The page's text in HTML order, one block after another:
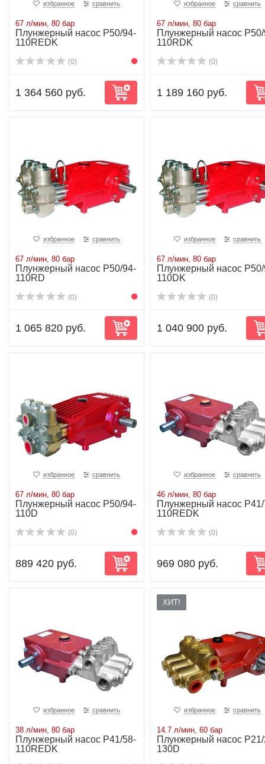
избранное сравнить
67 л/мин, 80 бар
Плунжерный насос P50/94-
110REDK
(0)
1 364 560 руб.
избранное сравнить
67 л/мин, 80 бар
Плунжерный насос
110RDK
(0)
1 189 160 руб.
избранное сравнить
67 л/мин, 80 бар
Плунжерный насос P50/94-
110RD
(0)
1 065 820 руб.
избранное сравнить
67 л/мин, 80 бар
Плунжерный насос
110DK
(0)
1 040 900 руб.
избранное сравнить
67 л/мин, 80 бар
Плунжерный насос P50/94-
110D
(0)
889 420 руб.
избранное сравнить
46 л/мин, 80 бар
Плунжерный насос
110REDK
(0)
969 080 руб.
избранное сравнить
38 л/мин, 80 бар
Плунжерный насос P41/58-
110REDK
ХИТ!
избранное сравнить
14.7 л/мин, 60 бар
Плунжерный насос
130D